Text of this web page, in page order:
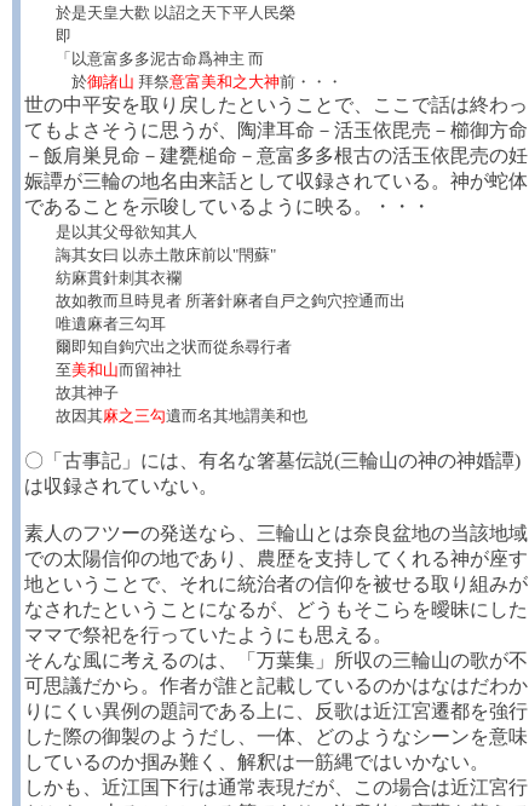
於是天皇大歡 以詔之天下平人民榮
即
「以意富多多泥古命爲神主 而
於御諸山 拜祭意富美和之大神前・・・
世の中平安を取り戻したということで、ここで話は終わっ
てもよさそうに思うが、陶津耳命－活玉依毘売－櫛御方命
－飯肩巣見命－建甕槌命－意富多多根古の活玉依毘売の妊
娠譚が三輪の地名由来話として収録されている。神が蛇体
であることを示唆しているように映る。・・・
是以其父母欲知其人
誨其女曰 以赤土散床前以"閇蘇"
紡麻貫針刺其衣襴
故如教而旦時見者 所著針麻者自戸之鉤穴控通而出
唯遺麻者三勾耳
爾即知自鉤穴出之状而從糸尋行者
至美和山而留神社
故其神子
故因其麻之三勾遺而名其地謂美和也
〇「古事記」には、有名な箸墓伝説(三輪山の神の神婚譚)
は収録されていない。
素人のフツーの発送なら、三輪山とは奈良盆地の当該地域
での太陽信仰の地であり、農歴を支持してくれる神が座す
地ということで、それに統治者の信仰を被せる取り組みが
なされたということになるが、どうもそこらを曖昧にした
ママで祭祀を行っていたようにも思える。
そんな風に考えるのは、「万葉集」所収の三輪山の歌が不
可思議だから。作者が誰と記載しているのかはなはだわか
りにくい異例の題詞である上に、反歌は近江宮遷都を強行
した際の御製のようだし、一体、どのようなシーンを意味
しているのか掴み難く、解釈は一筋縄ではいかない。
しかも、近江国下行は通常表現だが、この場合は近江宮行